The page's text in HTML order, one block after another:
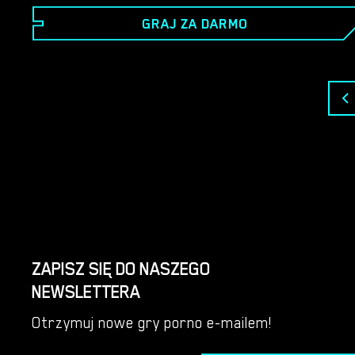
miasta, a mimo to nie mogą razem mieszkać. Gracz
poprowadzi Kate przez jej podróż mającą na celu
odkrycie jej sekretnej, brudnej strony. Będziesz
GRAJ ZA DARMO
ZAPISZ SIĘ DO NASZEGO
NEWSLETTERA
Otrzymuj nowe gry porno e-mailem!